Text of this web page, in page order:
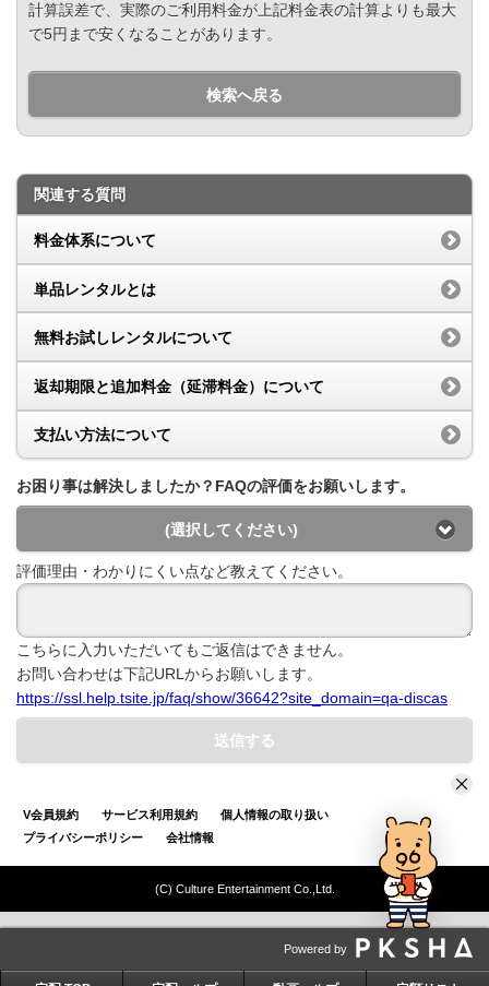
計算誤差で、実際のご利用料金が上記料金表の計算よりも最大
で5円まで安くなることがあります。
検索へ戻る
関連する質問
料金体系について
単品レンタルとは
無料お試しレンタルについて
返却期限と追加料金（延滞料金）について
支払い方法について
お困り事は解決しましたか？FAQの評価をお願いします。
(選択してください)
評価理由・わかりにくい点など教えてください。
こちらに入力いただいてもご返信はできません。
お問い合わせは下記URLからお願いします。
https://ssl.help.tsite.jp/faq/show/36642?site_domain=qa-discas
送信する
V会員規約 サービス利用規約
個人情報の取り扱い
プライバシーポリシー
会社情報
(C) Culture Entertainment Co.,Ltd.
Powered by